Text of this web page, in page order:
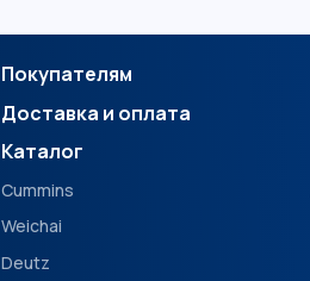
Покупателям
Доставка и оплата
Каталог
Cummins
Weichai
Deutz